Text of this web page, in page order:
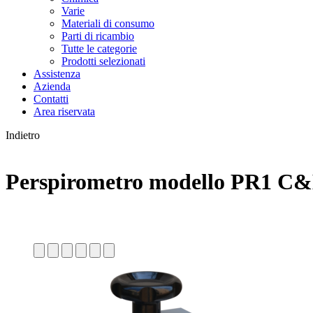
Varie
Materiali di consumo
Parti di ricambio
Tutte le categorie
Prodotti selezionati
Assistenza
Azienda
Contatti
Area riservata
Indietro
Perspirometro modello PR1